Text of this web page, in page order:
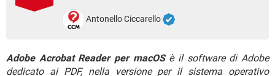
TIKTOK
Antonello Ciccarello
Adobe Acrobat Reader per macOSè il software di Adobe
dedicato ai PDF, nella versione per il sistema operativo